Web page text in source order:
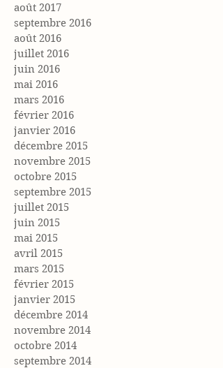
août 2017
septembre 2016
août 2016
juillet 2016
juin 2016
mai 2016
mars 2016
février 2016
janvier 2016
décembre 2015
novembre 2015
octobre 2015
septembre 2015
juillet 2015
juin 2015
mai 2015
avril 2015
mars 2015
février 2015
janvier 2015
décembre 2014
novembre 2014
octobre 2014
septembre 2014